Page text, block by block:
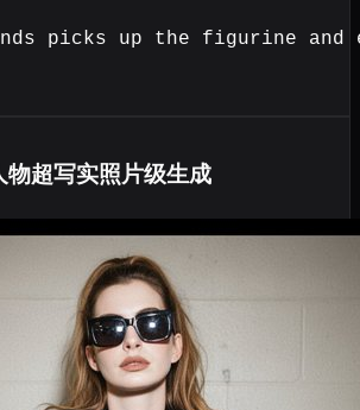
picks up the figurine and
物超写实照片级生成